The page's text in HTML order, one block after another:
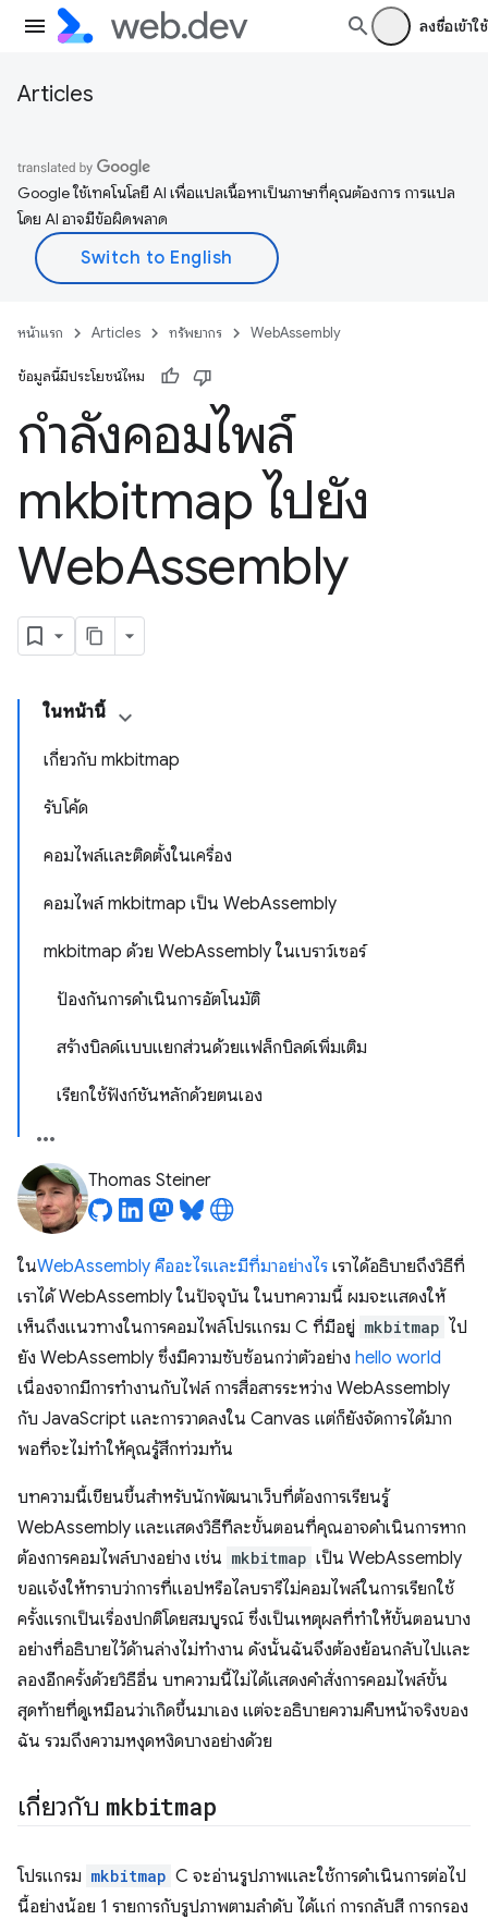
ลงชื่อเข้าใช้
Articles
Google ใช้เทคโนโลยี AI เพื่อแปลเนื้อหาเป็นภาษาที่คุณต้องการ การแปล
โดย AI อาจมีข้อผิดพลาด
หน้าแรก Articles ทรัพยากร WebAssembly
ข้อมูลนี้มีประโยชน์ไหม
กำลังคอมไพล์
mkbitmap ไปยัง
WebAssembly
ในหน้านี้
เกี่ยวกับ mkbitmap
รับโค้ด
คอมไพล์และติดตั้งในเครื่อง
คอมไพล์ mkbitmap เป็น WebAssembly
mkbitmap ด้วย WebAssembly ในเบราว์เซอร์
ป้องกันการดำเนินการอัตโนมัติ
สร้างบิลด์แบบแยกส่วนด้วยแฟล็กบิลด์เพิ่มเติม
เรียกใช้ฟังก์ชันหลักด้วยตนเอง
Thomas Steiner
ในWebAssembly คืออะไรและมีที่มาอย่างไร เราได้อธิบายถึงวิธีที่
เราได้ WebAssembly ในปัจจุบัน ในบทความนี้ ผมจะแสดงให้
เห็นถึงแนวทางในการคอมไพล์โปรแกรม C ที่มีอยู่ mkbitmap ไป
ยัง WebAssembly ซึ่งมีความซับซ้อนกว่าตัวอย่าง hello world
เนื่องจากมีการทำงานกับไฟล์ การสื่อสารระหว่าง WebAssembly
กับ JavaScript และการวาดลงใน Canvas แต่ก็ยังจัดการได้มาก
พอที่จะไม่ทำให้คุณรู้สึกท่วมท้น
บทความนี้เขียนขึ้นสําหรับนักพัฒนาเว็บที่ต้องการเรียนรู้
WebAssembly และแสดงวิธีทีละขั้นตอนที่คุณอาจดําเนินการหาก
ต้องการคอมไพล์บางอย่าง เช่น mkbitmap เป็น WebAssembly
ขอแจ้งให้ทราบว่าการที่แอปหรือไลบรารีไม่คอมไพล์ในการเรียกใช้
ครั้งแรกเป็นเรื่องปกติโดยสมบูรณ์ ซึ่งเป็นเหตุผลที่ทำให้ขั้นตอนบาง
อย่างที่อธิบายไว้ด้านล่างไม่ทำงาน ดังนั้นฉันจึงต้องย้อนกลับไปและ
ลองอีกครั้งด้วยวิธีอื่น บทความนี้ไม่ได้แสดงคำสั่งการคอมไพล์ขั้น
สุดท้ายที่ดูเหมือนว่าเกิดขึ้นมาเอง แต่จะอธิบายความคืบหน้าจริงของ
ฉัน รวมถึงความหงุดหงิดบางอย่างด้วย
เกี่ยวกับ mkbitmap
โปรแกรม mkbitmap C จะอ่านรูปภาพและใช้การดำเนินการต่อไป
นี้อย่างน้อย 1 รายการกับรูปภาพตามลำดับ ได้แก่ การกลับสี การกรอง